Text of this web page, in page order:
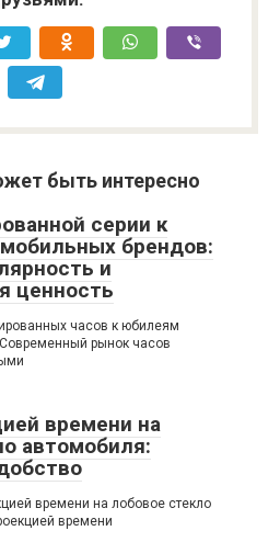
быть интересно
серии к
брендов:
и
ценность
часов к юбилеям
рынок часов
времени на
автомобиля:
времени на лобовое стекло
времени